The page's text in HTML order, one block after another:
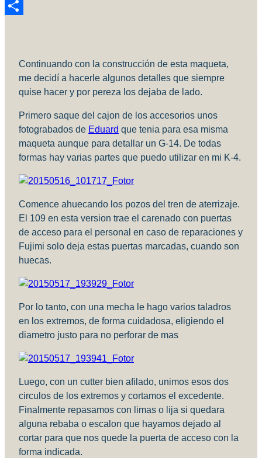
Reddit
Continuando con la construcción de esta maqueta,
me decidí a hacerle algunos detalles que siempre
quise hacer y por pereza los dejaba de lado.
Primero saque del cajon de los accesorios unos
fotograbados de Eduard que tenia para esa misma
maqueta aunque para detallar un G-14. De todas
formas hay varias partes que puedo utilizar en mi K-4.
Comence ahuecando los pozos del tren de aterrizaje.
El 109 en esta version trae el carenado con puertas
de acceso para el personal en caso de reparaciones y
Fujimi solo deja estas puertas marcadas, cuando son
huecas.
Por lo tanto, con una mecha le hago varios taladros
en los extremos, de forma cuidadosa, eligiendo el
diametro justo para no perforar de mas
Luego, con un cutter bien afilado, unimos esos dos
circulos de los extremos y cortamos el excedente.
Finalmente repasamos con limas o lija si quedara
alguna rebaba o escalon que hayamos dejado al
cortar para que nos quede la puerta de acceso con la
forma indicada.